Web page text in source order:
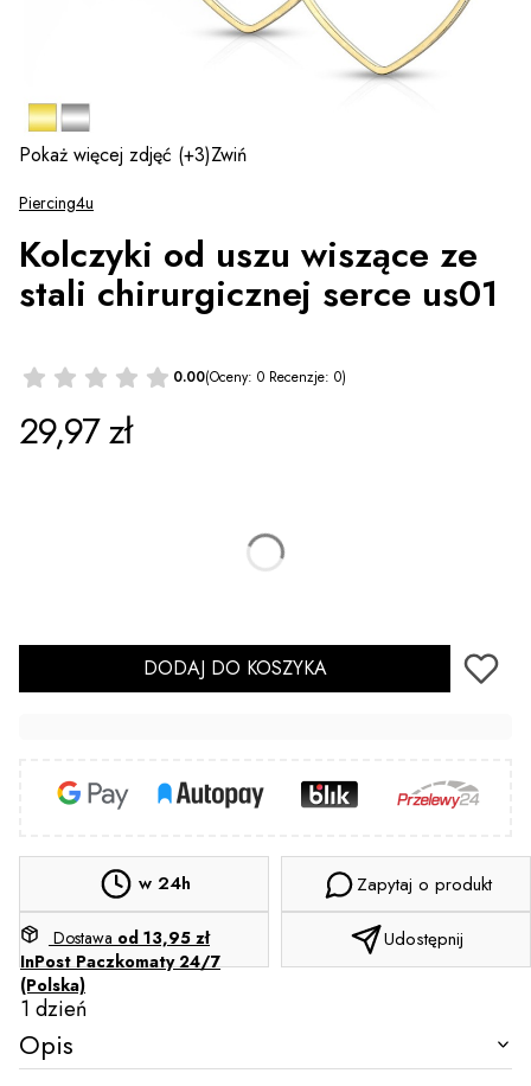
Pokaż więcej zdjęć (+3)Zwiń
Piercing4u
Kolczyki od uszu wiszące ze
stali chirurgicznej serce us01
0.00(Oceny: 0 Recenzje: 0)
Cena
29,97 zł
DODAJ DO KOSZYKA
w 24h
Dostawa od 13,95 zł
InPost Paczkomaty 24/7
(Polska)
1 dzień
Zapytaj o produkt
Udostępnij
Opis